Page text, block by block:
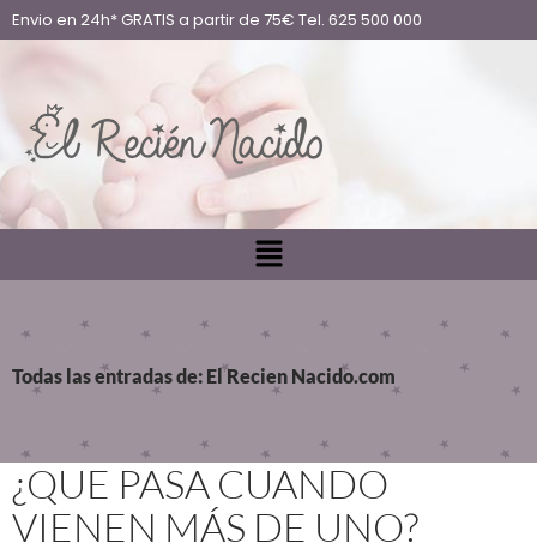
Envio en 24h* GRATIS a partir de 75€ Tel. 625 500 000
Todas las entradas de: El Recien Nacido.com
¿QUE PASA CUANDO
VIENEN MÁS DE UNO?